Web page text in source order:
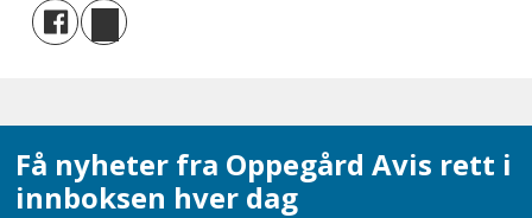
Få nyheter fra Oppegård Avis rett i
innboksen hver dag